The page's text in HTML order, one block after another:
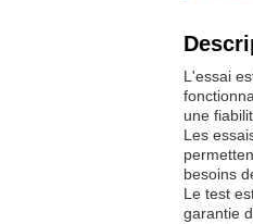
L'essai
une
Les
besoins
Le test
garantie